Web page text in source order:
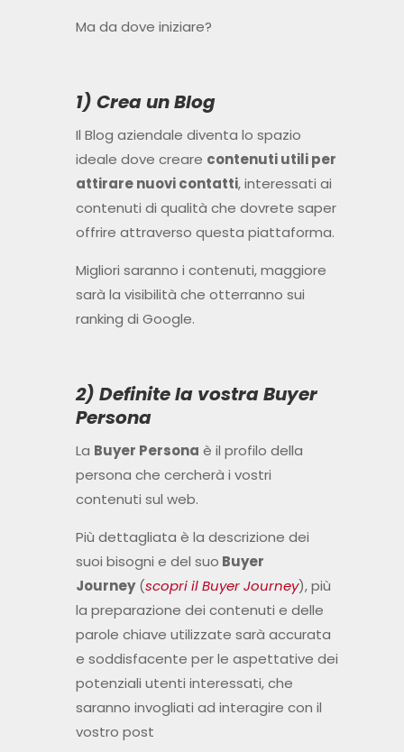
Ma da dove iniziare?
1) Crea un Blog
Il Blog aziendale diventa lo spazio
ideale dove creare contenuti utili per
attirare nuovi contatti, interessati ai
contenuti di qualità che dovrete saper
offrire attraverso questa piattaforma.
Migliori saranno i contenuti, maggiore
sarà la visibilità che otterranno sui
ranking di Google.
2) Definite la vostra Buyer
Persona
La Buyer Persona è il profilo della
persona che cercherà i vostri
contenuti sul web.
Più dettagliata è la descrizione dei
suoi bisogni e del suo Buyer
Journey(scopri il Buyer Journey), più
la preparazione dei contenuti e delle
parole chiave utilizzate sarà accurata
e soddisfacente per le aspettative dei
potenziali utenti interessati, che
saranno invogliati ad interagire con il
vostro post